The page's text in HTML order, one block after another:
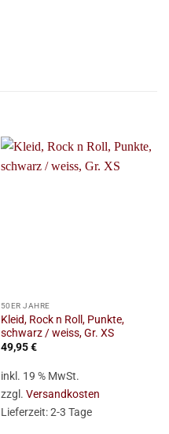
50ER JAHRE
Kleid, Rock n Roll, Punkte,
schwarz / weiss, Gr. XS
49,95€
inkl. 19 % MwSt.
zzgl. Versandkosten
Lieferzeit:2-3 Tage